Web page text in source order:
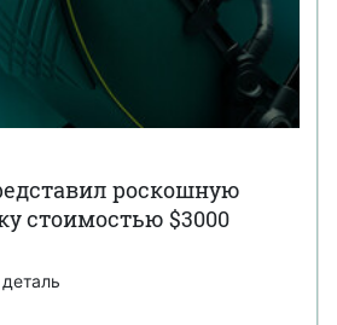
роскошную
стоимостью $3000